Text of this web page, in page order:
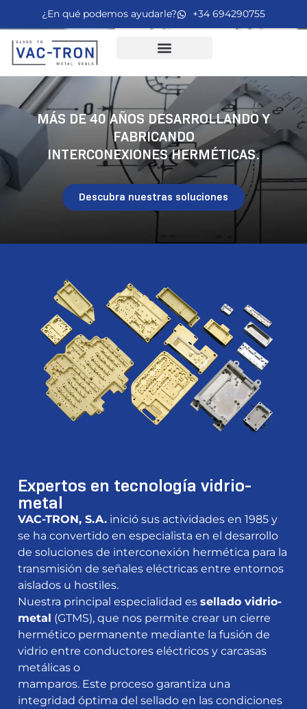
¿En qué podemos ayudarle? +34 694290755
MÁS DE 40 AÑOS DESARROLLANDO Y
FABRICANDO
INTERCONEXIONES HERMÉTICAS.
Descubra nuestras soluciones
Expertos en tecnología vidrio-
metal
VAC-TRON, S.A. inició sus actividades en 1985 y
se ha convertido en especialista en el desarrollo
de soluciones de interconexión hermética para la
transmisión de señales eléctricas entre entornos
aislados u hostiles.
Nuestra principal especialidad es sellado vidrio-
metal (GTMS), que nos permite crear un cierre
hermético permanente mediante la fusión de
vidrio entre conductores eléctricos y carcasas
metálicas o
mamparos. Este proceso garantiza una
integridad óptima del sellado en las condiciones